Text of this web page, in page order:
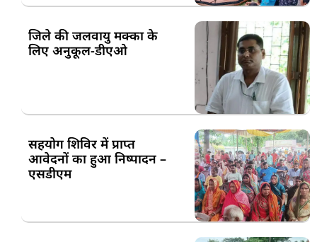
जिले की जलवायु मक्का के
लिए अनुकूल-डीएओ
सहयोग शिविर में प्राप्त
आवेदनों का हुआ निष्पादन –
एसडीएम